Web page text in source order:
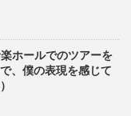
ホールでのツアーを
、僕の表現を感じて